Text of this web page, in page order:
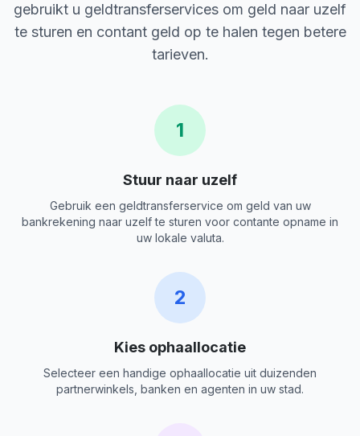
gebruikt u geldtransferservices om geld naar uzelf
te sturen en contant geld op te halen tegen betere
tarieven.
1
Stuur naar uzelf
Gebruik een geldtransferservice om geld van uw
bankrekening naar uzelf te sturen voor contante opname in
uw lokale valuta.
2
Kies ophaallocatie
Selecteer een handige ophaallocatie uit duizenden
partnerwinkels, banken en agenten in uw stad.